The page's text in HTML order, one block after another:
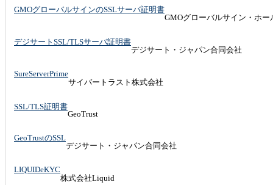
GMOグローバルサインのSSLサーバ証明書
GMOグローバルサイン・ホ
デジサートSSL/TLSサーバ証明書
デジサート・ジャパン合同会社
SureServerPrime
サイバートラスト株式会社
SSL/TLS証明書
GeoTrust
GeoTrustのSSL
デジサート・ジャパン合同会社
LIQUIDeKYC
株式会社Liquid